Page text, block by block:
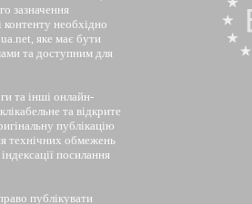
зазначення
необхідно
яке має бути
та доступним для
та інші онлайн-
та відкрите
публікацію
технічних обмежень
посилання
публікувати